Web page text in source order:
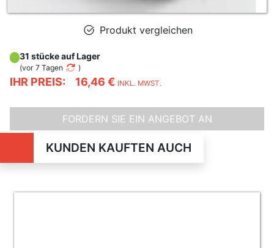
Produkt vergleichen
IHR PREIS: 16,46 € INKL. MWST.
31 stücke auf Lager
(vor 7 Tagen )
FORDERN SIE EIN ANGEBOT AN
KUNDEN KAUFTEN AUCH